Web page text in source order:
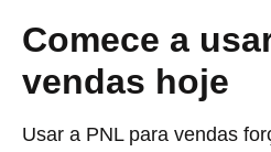
Comece a
vendas hoje
Usar a PNL para vendas